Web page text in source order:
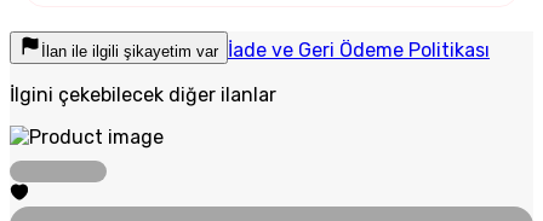
İlan ile ilgili şikayetim var İade ve Geri Ödeme Politikası
İlgini çekebilecek diğer ilanlar